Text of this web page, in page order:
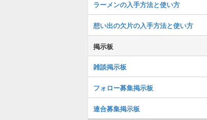
ラーメンの入手方法と使い方
想い出の欠片の入手方法と使い方
掲示板
雑談掲示板
フォロー募集掲示板
連合募集掲示板